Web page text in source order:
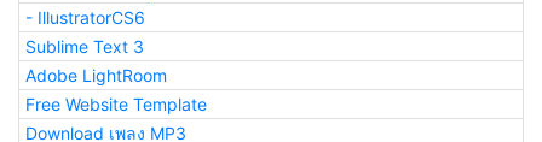
- IllustratorCS6
Sublime Text 3
Adobe LightRoom
Free Website Template
Download เพลง MP3